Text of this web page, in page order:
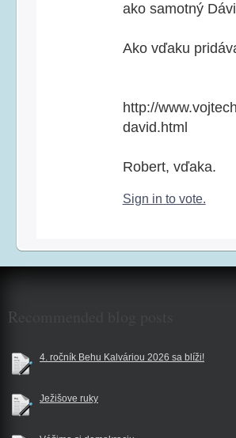
ako samotný
Ako vďaku
http://
david.html
Robert, vďaka.
Sign in to vote.
Recommended blog posts
4. ročník Behu Kalváriou 2026 sa blíži!
Ježišove ruky